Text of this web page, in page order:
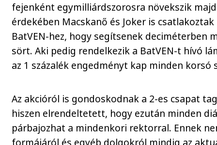
fejenként egymilliárdszorosra növekszik
érdekében Macskanő és Joker is csatlakoztak
BatVEN-hez, hogy segítsenek deciméterben
sört. Aki pedig rendelkezik a BatVEN-t hívó
az 1 százalék engedményt kap minden korsó
Az akcióról is gondoskodnak a 2-es csapat
hiszen elrendeltetett, hogy ezután minden
párbajozhat a mindenkori rektorral. Ennek
formájáról és egyéb dolgokról mindig az